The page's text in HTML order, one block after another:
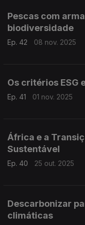
Pescas com
biodiversidade
Ep. 42 08 nov. 2025
Os critérios ESG
Ep. 41 01 nov. 2025
África e a
Sustentável
Ep. 40 25 out. 2025
Descarbonizar
climáticas